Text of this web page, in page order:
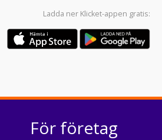
Ladda ner Klicket-appen gratis:
För företag